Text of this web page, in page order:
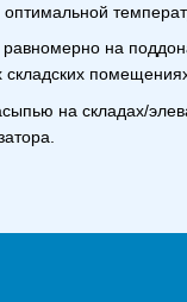
на
на складах/